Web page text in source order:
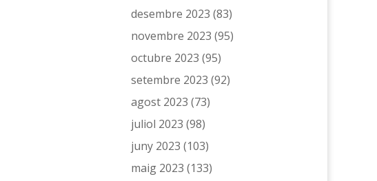
desembre 2023 (83)
novembre 2023 (95)
octubre 2023 (95)
setembre 2023 (92)
agost 2023 (73)
juliol 2023 (98)
juny 2023 (103)
maig 2023 (133)